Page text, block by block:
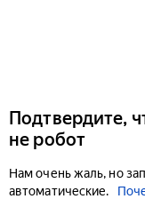
Подтвердите,
не робот
Нам очень жаль, но
автоматические.